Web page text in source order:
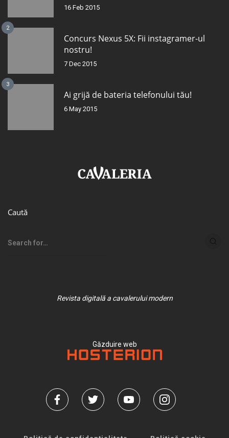
16 Feb 2015
2
Concurs Nexus 5X: Fii instagramer-ul
nostru!
7 Dec 2015
3
Ai grijă de bateria telefonului tău!
6 May 2015
Caută
Revista digitală a cavalerului modern
Găzduire web